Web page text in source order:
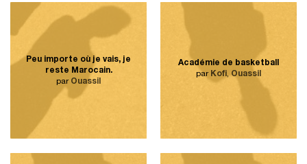
Peu importe où je vais, je
reste Marocain.
par Ouassil
Académie de basketball
par Kofi, Ouassil